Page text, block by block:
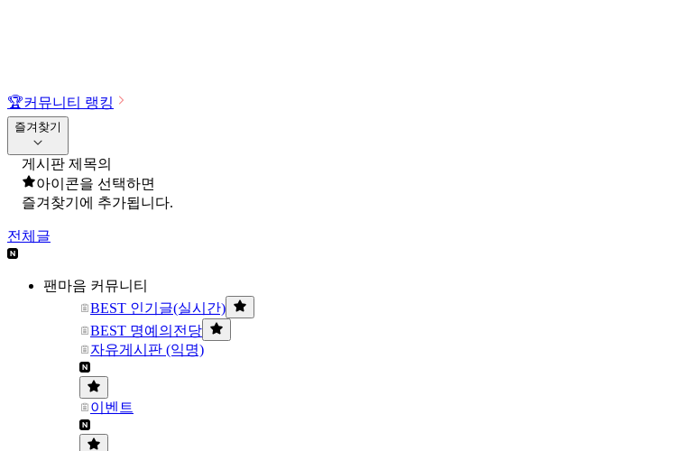
🏆커뮤니티 랭킹
즐겨찾기
게시판 제목의
아이콘을 선택하면
즐겨찾기에 추가됩니다.
전체글
팬마음 커뮤니티
BEST 인기글(실시간)
BEST 명예의전당
자유게시판 (익명)
이벤트